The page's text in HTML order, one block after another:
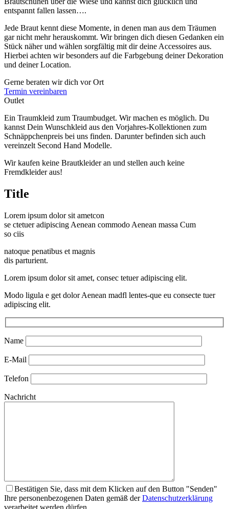
entspannt fallen lassen….
Jede Braut kennt diese Momente, in denen man aus dem Träumen
gar nicht mehr herauskommt. Wir bringen dich diesen Gedanken ein
Stück näher und wählen sorgfältig mit dir deine Accessoires aus.
Hierbei achten wir besonders auf die Farbgebung deiner Dekoration
und deiner Location.
Gerne beraten wir dich vor Ort
Termin vereinbaren
Outlet
Ein Traumkleid zum Traumbudget. Wir machen es möglich. Du
kannst Dein Wunschkleid aus den Vorjahres-Kollektionen zum
Schnäppchenpreis bei uns finden. Darunter befinden sich auch
vereinzelt Second Hand Modelle.
Wir kaufen keine Brautkleider an und stellen auch keine
Fremdkleider aus!
Title
Lorem ipsum dolor sit ametcon
se ctetuer adipiscing Aenean commodo Aenean massa Cum
so ciis
natoque penatibus et magnis
dis parturient.
Lorem ipsum dolor sit amet, consec tetuer adipiscing elit.
Modo ligula e get dolor Aenean madfl lentes-que eu consecte tuer
adipiscing elit.
Name
E-Mail
Telefon
Nachricht
Bestätigen Sie, dass mit dem Klicken auf den Button "Senden"
Ihre personenbezogenen Daten gemäß derDatenschutz­erklärung
verarbeitet werden dürfen.